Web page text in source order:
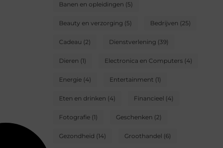
Banen en opleidingen (5)
Beauty en verzorging (5) Bedrijven (25)
Cadeau (2) Dienstverlening (39)
Dieren (1) Electronica en Computers (4)
Energie (4) Entertainment (1)
Eten en drinken (4) Financieel (4)
Fotografie (1) Geschenken (2)
Gezondheid (14) Groothandel (6)